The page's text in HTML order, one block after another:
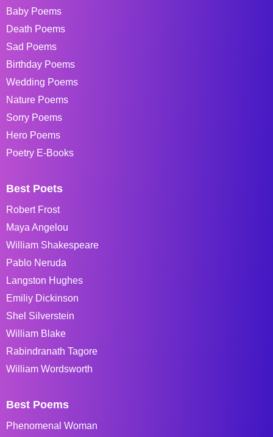
Baby Poems
Death Poems
Sad Poems
Birthday Poems
Wedding Poems
Nature Poems
Sorry Poems
Hero Poems
Poetry E-Books
Best Poets
Robert Frost
Maya Angelou
William Shakespeare
Pablo Neruda
Langston Hughes
Emiliy Dickinson
Shel Silverstein
William Blake
Rabindranath Tagore
William Wordsworth
Best Poems
Phenomenal Woman